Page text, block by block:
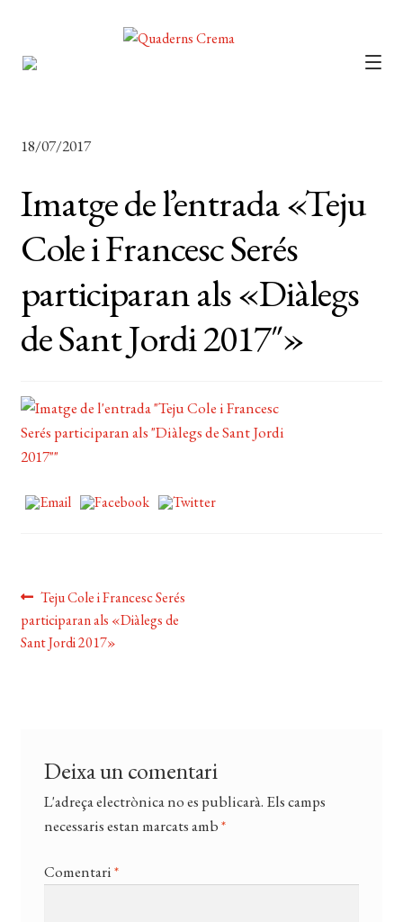
L’EDITORIAL
FOREIGN RIGHTS
DISTRIBUCIÓ
CONTACTE
CERCAR
WISHLIST
18/07/2017
Imatge de l’entrada «Teju
Cole i Francesc Serés
participaran als «Diàlegs
de Sant Jordi 2017″»
Navegació
d'entrades
Entrada
anterior:
Teju Cole i Francesc Serés
participaran als «Diàlegs de
Sant Jordi 2017»
Deixa un comentari
L'adreça electrònica no es publicarà. Els camps
necessaris estan marcats amb*
Comentari*